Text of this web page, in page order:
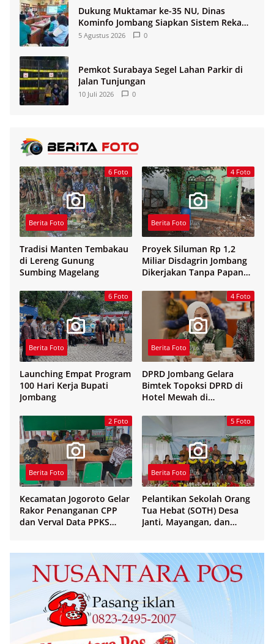
Dukung Muktamar ke-35 NU, Dinas
Kominfo Jombang Siapkan Sistem Rekam
Medis Digital dan Wifi Rakyat
5 Agustus 2026 0
Pemkot Surabaya Segel Lahan Parkir di
Jalan Tunjungan
10 Juli 2026 0
6 Foto
Berita Foto
Tradisi Manten Tembakau
di Lereng Gunung
Sumbing Magelang
4 Foto
Berita Foto
Proyek Siluman Rp 1,2
Miliar Disdagrin Jombang
Dikerjakan Tanpa Papan
6 Foto
Berita Foto
Launching Empat Program
100 Hari Kerja Bupati
Jombang
4 Foto
Berita Foto
DPRD Jombang Gelara
Bimtek Topoksi DPRD di
Hotel Mewah di
2 Foto
Berita Foto
Kecamatan Jogoroto Gelar
Rakor Penanganan CPP
dan Verval Data PPKS
5 Foto
Berita Foto
Pelantikan Sekolah Orang
Tua Hebat (SOTH) Desa
Janti, Mayangan, dan